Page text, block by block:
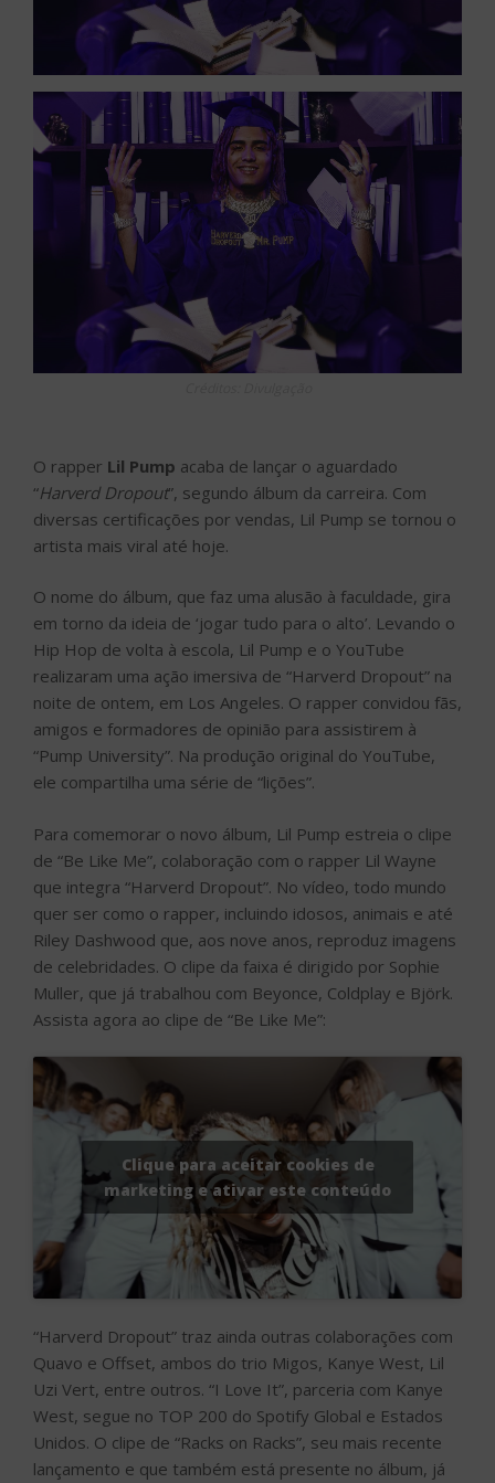
O rapper Lil Pump acaba de lançar o aguardado
“Harverd Dropout”, segundo álbum da carreira. Com
diversas certificações por vendas, Lil Pump se tornou o
artista mais viral até hoje.
O nome do álbum, que faz uma alusão à faculdade, gira
em torno da ideia de ‘jogar tudo para o alto’. Levando o
Hip Hop de volta à escola, Lil Pump e o YouTube
realizaram uma ação imersiva de “Harverd Dropout” na
noite de ontem, em Los Angeles. O rapper convidou fãs,
amigos e formadores de opinião para assistirem à
“Pump University”. Na produção original do YouTube,
ele compartilha uma série de “lições”.
Para comemorar o novo álbum, Lil Pump estreia o clipe
de “Be Like Me”, colaboração com o rapper Lil Wayne
que integra “Harverd Dropout”. No vídeo, todo mundo
quer ser como o rapper, incluindo idosos, animais e até
Riley Dashwood que, aos nove anos, reproduz imagens
de celebridades. O clipe da faixa é dirigido por Sophie
Muller, que já trabalhou com Beyonce, Coldplay e Björk.
Assista agora ao clipe de “Be Like Me”:
Clique para aceitar cookies de
marketing e ativar este conteúdo
“Harverd Dropout” traz ainda outras colaborações com
Quavo e Offset, ambos do trio Migos, Kanye West, Lil
Uzi Vert, entre outros. “I Love It”, parceria com Kanye
West, segue no TOP 200 do Spotify Global e Estados
Unidos. O clipe de “Racks on Racks”, seu mais recente
lançamento e que também está presente no álbum, já